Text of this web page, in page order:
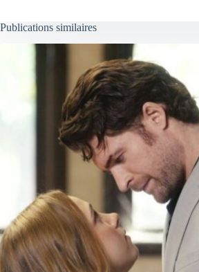
Publications similaires